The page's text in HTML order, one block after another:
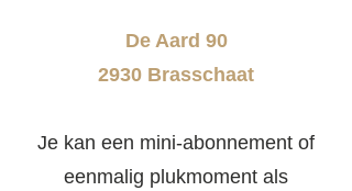
De Aard 90
2930 Brasschaat
Je kan een mini-abonnement of
eenmalig plukmoment als